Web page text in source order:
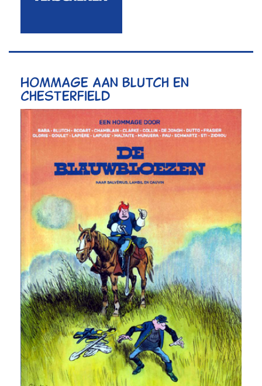
Hommage aan Blutch en
Chesterfield